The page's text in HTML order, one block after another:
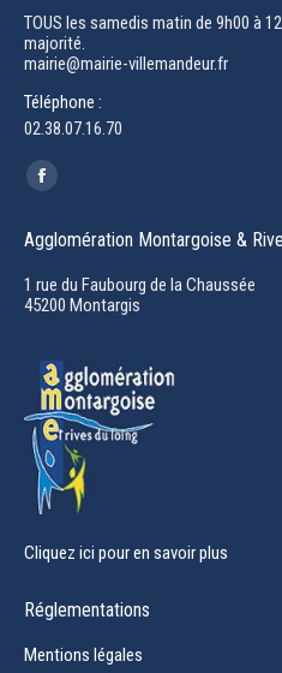
TOUS les samedis matin de 9h00 à
majorité.
mairie@mairie-villemandeur.fr
Téléphone :
02.38.07.16.70
Trouvez nous sur :
Facebook
opens
in
new
Agglomération Montargoise &
1 rue du Faubourg de la Chaussée
45200 Montargis
Cliquez ici pour en savoir plus
Réglementations
Mentions légales